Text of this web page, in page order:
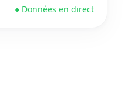
● Données en direct